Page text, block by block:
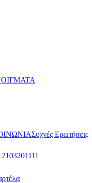
Συχνές Ερωτήσεις